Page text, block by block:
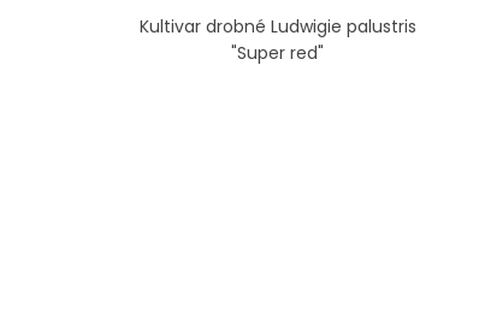
Kultivar drobné Ludwigie palustris
"Super red"